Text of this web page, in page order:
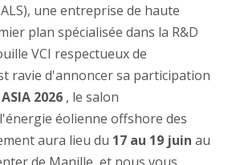
une entreprise de haute
plan spécialisée dans la R&D
VCI respectueux de
ravie d'annoncer sa participation
2026 , le salon
éolienne offshore des
aura lieu du 17 au 19 juin au